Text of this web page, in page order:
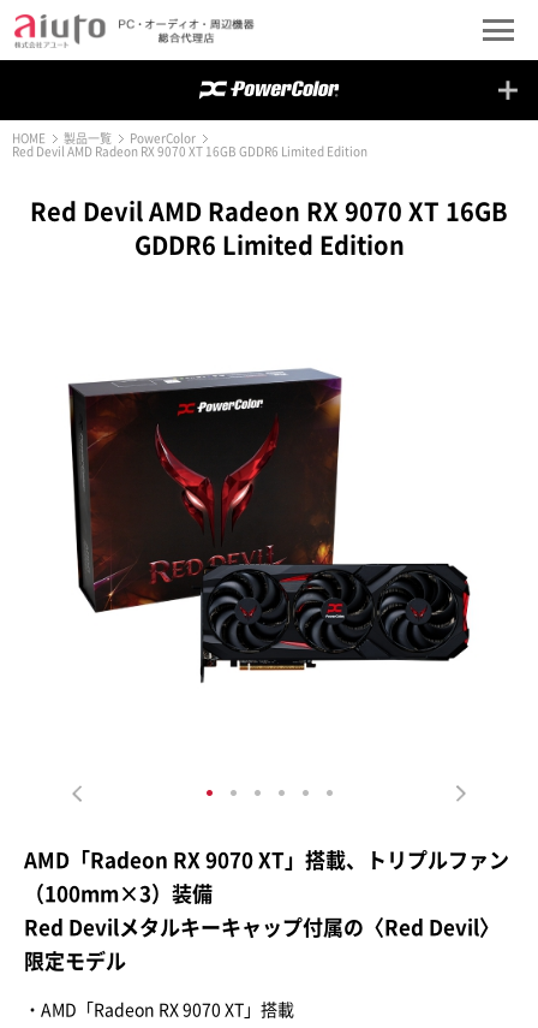
HOME 製品一覧
PowerColor
Red Devil AMD Radeon RX 9070 XT 16GB GDDR6 Limited Edition
Red Devil AMD Radeon RX 9070 XT 16GB
GDDR6 Limited Edition
AMD「Radeon RX 9070 XT」搭載、トリプルファン
（100mm×3）装備
Red Devilメタルキーキャップ付属の〈Red Devil〉
限定モデル
・AMD「Radeon RX 9070 XT」搭載